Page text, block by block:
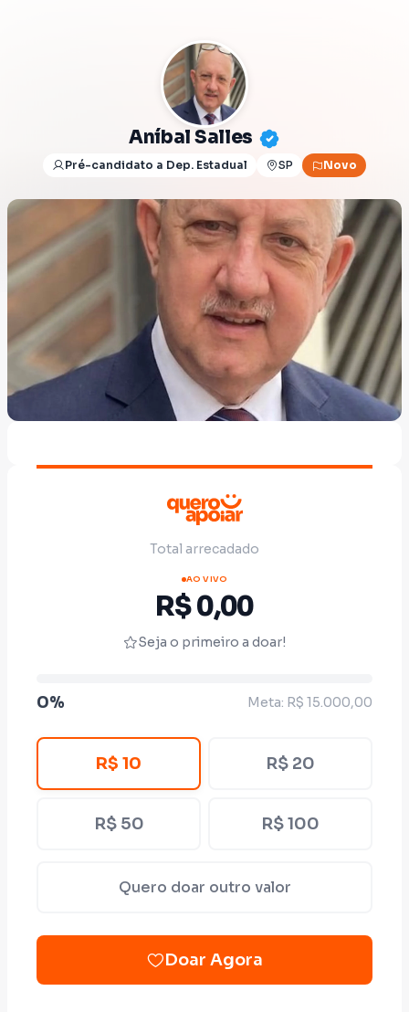
Aníbal Salles
Pré-candidato a Dep. Estadual SP Novo
Total arrecadado
AO VIVO
R$ 0,00
Seja o primeiro a doar!
0% Meta: R$ 15.000,00
R$ 10 R$ 20
R$ 50 R$ 100
Quero doar outro valor
Doar Agora